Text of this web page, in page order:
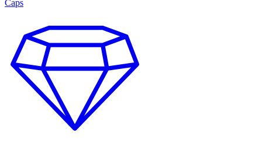
Caps